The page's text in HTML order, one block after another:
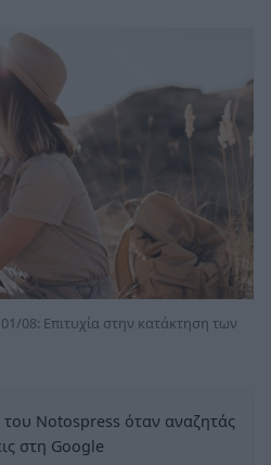
08: Επιτυχία στην κατάκτηση των
Notospress όταν αναζητάς
στη Google